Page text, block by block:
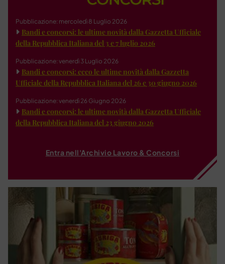
Pubblicazione: mercoledì 8 Luglio 2026
Bandi e concorsi: le ultime novità dalla Gazzetta Ufficiale
della Repubblica Italiana del 3 e 7 luglio 2026
Pubblicazione: venerdì 3 Luglio 2026
Bandi e concorsi: ecco le ultime novità dalla Gazzetta
Ufficiale della Repubblica Italiana del 26 e 30 giugno 2026
Pubblicazione: venerdì 26 Giugno 2026
Bandi e concorsi: le ultime novità dalla Gazzetta Ufficiale
della Repubblica Italiana del 23 giugno 2026
Entra nell'Archivio Lavoro & Concorsi